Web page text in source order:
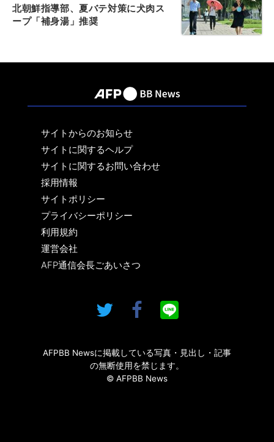
北朝鮮指導部、夏バテ対策に犬肉ス
ープ「補身湯」推奨
サイトからのお知らせ
サイトに関するヘルプ
サイトに関するお問い合わせ
採用情報
サイトポリシー
プライバシーポリシー
利用規約
運営会社
AFP通信会長ごあいさつ
AFPBB Newsに掲載している写真・見出し・記事
の無断使用を禁じます。
© AFPBB News